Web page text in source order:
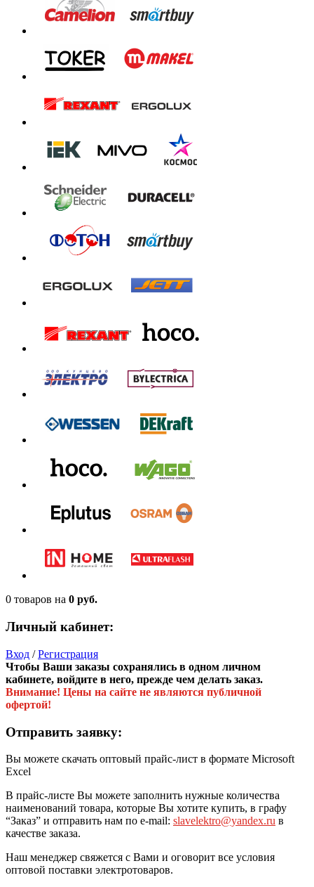
0 товаров на 0 руб.
Личный кабинет:
Вход /Регистрация
Чтобы Ваши заказы сохранялись в одном личном
кабинете, войдите в него, прежде чем делать заказ.
Внимание! Цены на сайте не являются публичной
офертой!
Отправить заявку:
Вы можете скачать оптовый прайс-лист в формате Microsoft
Excel
В прайс-листе Вы можете заполнить нужные количества
наименований товара, которые Вы хотите купить, в графу
“Заказ” и отправить нам по e-mail: slavelektro@yandex.ru в
качестве заказа.
Наш менеджер свяжется с Вами и оговорит все условия
оптовой поставки электротоваров.